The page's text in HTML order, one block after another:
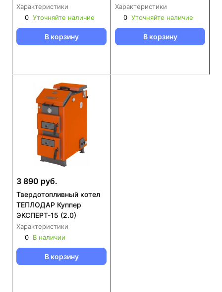
Характеристики
0 Уточняйте наличие
В корзину
Характеристики
0 Уточняйте наличие
В корзину
3 890 руб.
Твердотопливный котел
ТЕПЛОДАР Куппер
ЭКСПЕРТ-15 (2.0)
Характеристики
0 В наличии
В корзину